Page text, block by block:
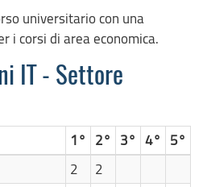
universitario con una
i corsi di area economica.
IT - Settore
1° 2° 3° 4°
5°
2 2